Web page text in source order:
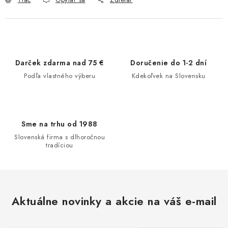
Darček zdarma nad 75 €
Podľa vlastného výberu
Doručenie do 1-2 dní
Kdekoľvek na Slovensku
Sme na trhu od 1988
Slovenská firma s dlhoročnou
tradíciou
Aktuálne novinky a akcie na váš e-mail